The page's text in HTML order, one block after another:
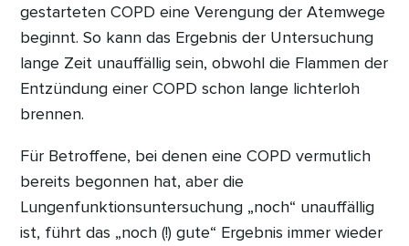
gestarteten COPD eine Verengung der Atemwege
beginnt. So kann das Ergebnis der Untersuchung
lange Zeit unauffällig sein, obwohl die Flammen der
Entzündung einer COPD schon lange lichterloh
brennen.
Für Betroffene, bei denen eine COPD vermutlich
bereits begonnen hat, aber die
Lungenfunktionsuntersuchung „noch“ unauffällig
ist, führt das „noch (!) gute“ Ergebnis immer wieder